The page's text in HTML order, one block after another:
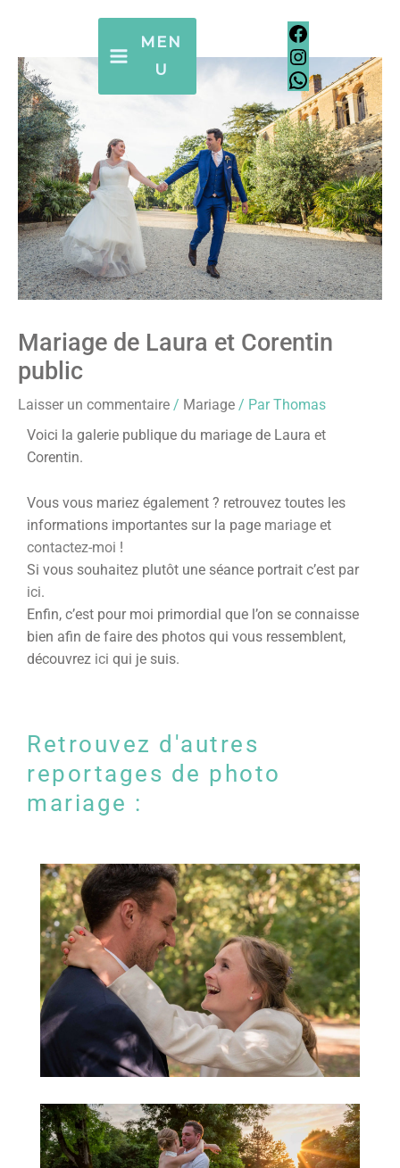
contenu
MEN
U
Mariage de Laura et Corentin
public
Laisser un commentaire / Mariage / ParThomas
Voici la galerie publique du mariage de Laura et
Corentin.
Vous vous mariez également ? retrouvez toutes les
informations importantes sur la page mariage et
contactez-moi !
Si vous souhaitez plutôt une séance portrait c’est par
ici.
Enfin, c’est pour moi primordial que l’on se connaisse
bien afin de faire des photos qui vous ressemblent,
découvrez ici qui je suis.
Retrouvez d'autres
reportages de photo
mariage :